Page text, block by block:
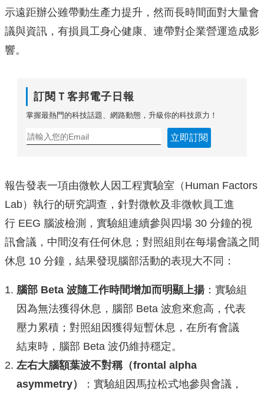
示遠距辦公雖帶動生產力提升，然而長時間面對大量會
議與資訊，有損員工身心健康、連帶對企業營運造成影
響。
訂閱Ｔ客邦電子日報
掌握最熱門的科技話題、網路動態，升級你的科技原力！
立即訂閱
報告發表一項由微軟人因工程實驗室（Human Factors
Lab）執行的研究調查，針對微軟及非微軟員工進
行 EEG 腦波檢測，實驗組連續參與四場 30 分鐘的視
訊會議，中間沒有任何休息；對照組則在每場會議之間
休息 10 分鐘，結果發現腦部活動的表現大不同：
腦部 Beta 波隨工作時間增加而明顯上揚 ：實驗組
因為無法獲得休息，腦部 Beta 波愈來愈高，代表
壓力累積；對照組因獲得短暫休息，在所有會議
結束時，腦部 Beta 波仍維持穩定。
左右大腦額葉波不對稱（frontal alpha
asymmetry）
：實驗組因馬拉松式地參與會議，